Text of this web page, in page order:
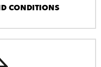
CONDITIONS